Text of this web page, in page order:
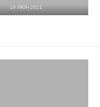
19 ИЮН 2021